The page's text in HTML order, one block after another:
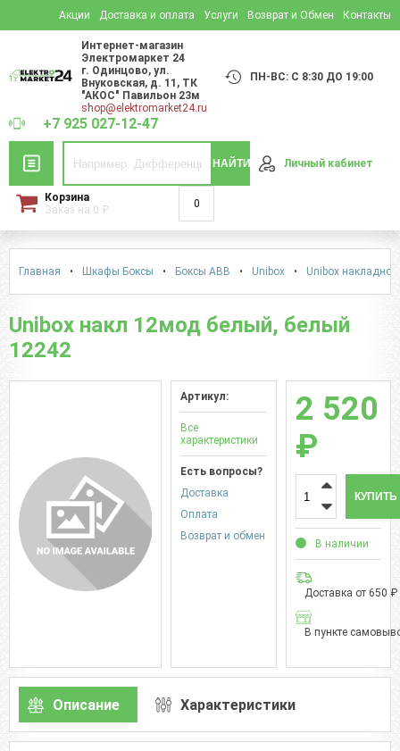
Акции Доставка и оплата Услуги Возврат и Обмен Контакты
Интернет-магазин
Электромаркет 24
г. Одинцово,ул.
Внуковская, д. 11 , ТК
"АКОС" Павильон 23м
shop@elektromarket24.ru
ПН-ВС: С 8:30 ДО 19:00
+7 925 027-12-47
НАЙТИ Личный кабинет
Корзина
Заказ на 0 ₽ 0
Главная • Шкафы Боксы • Боксы АВВ • Unibox • Unibox накладной
Unibox накл 12мод белый, белый
12242
Артикул:
Все
характеристики
Есть вопросы?
Доставка
Оплата
Возврат и обмен
2 520
₽
КУПИТЬ
В наличии
Доставка от 650 ₽
В пункте
Описание Характеристики